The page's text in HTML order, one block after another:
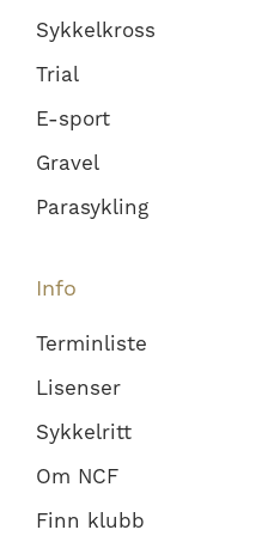
Sykkelkross
Trial
E-sport
Gravel
Parasykling
Info
Terminliste
Lisenser
Sykkelritt
Om NCF
Finn klubb